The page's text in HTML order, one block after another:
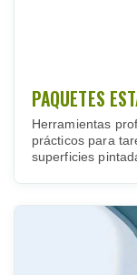
PAQUETES
Herramientas
prácticos para
superficies